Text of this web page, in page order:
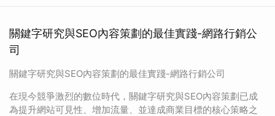
關鍵字研究與SEO內容策劃的最佳實踐-網路行銷公
司
關鍵字研究與SEO內容策劃的最佳實踐-網路行銷公司
在現今競爭激烈的數位時代，關鍵字研究與SEO內容策劃已成
為提升網站可見性、增加流量、並達成商業目標的核心策略之